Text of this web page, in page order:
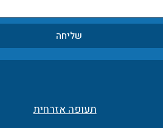
שליחה
תעופה אזרחית